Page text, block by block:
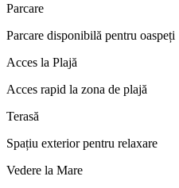
Parcare
Parcare disponibilă pentru oaspeți
Acces la Plajă
Acces rapid la zona de plajă
Terasă
Spațiu exterior pentru relaxare
Vedere la Mare